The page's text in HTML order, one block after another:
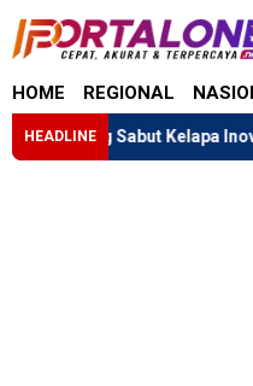
HOME REGIONAL
HEADLINE
Sabut Kelapa Inovasi